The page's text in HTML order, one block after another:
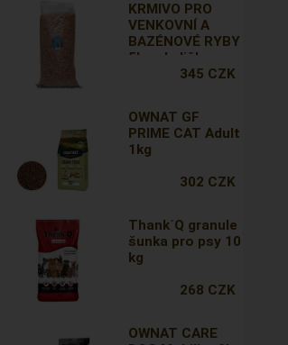
KRMIVO PRO
VENKOVNÍ A
BAZÉNOVÉ RYBY
5kg - kuličky
345 CZK
OWNAT GF
PRIME CAT Adult
1kg
302 CZK
Thank´Q granule
šunka pro psy 10
kg
268 CZK
OWNAT CARE